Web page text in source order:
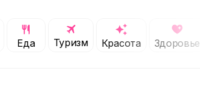
Еда Туризм Красота Здоровье